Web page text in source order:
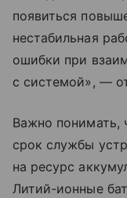
появиться
нестабильная
ошибки при
с системой», —
Важно понимать,
срок службы
на ресурс
Литий-ионные